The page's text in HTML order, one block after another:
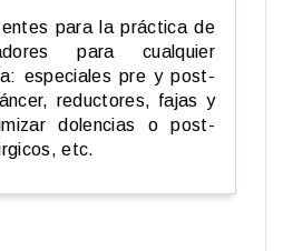
para la práctica de
para cualquier
especiales pre y post-
reductores, fajas y
dolencias o post-
etc.